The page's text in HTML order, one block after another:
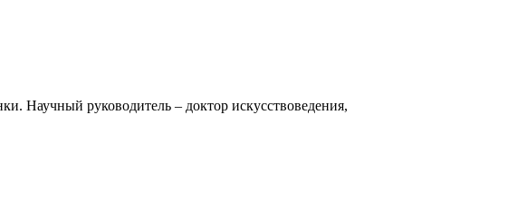
Научный руководитель – доктор искусствоведения,